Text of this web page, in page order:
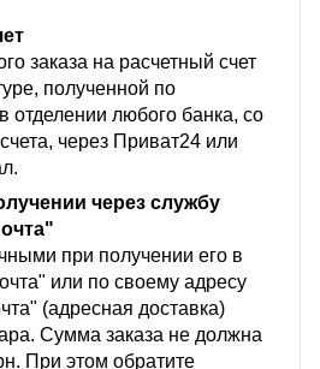
заказа на расчетный счет
полученной по
отделении любого банка, со
через Приват24 или
через службу
при получении его в
или по своему адресу
(адресная доставка)
Сумма заказа не должна
При этом обратите